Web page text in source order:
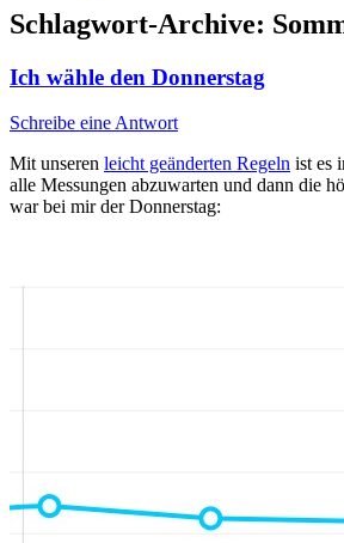
Schlagwort-Archive:
Ich wähle den Donnerstag
Schreibe eine Antwort
Mit unseren leicht geänderten Regeln ist es
alle Messungen abzuwarten und dann die
war bei mir der Donnerstag: